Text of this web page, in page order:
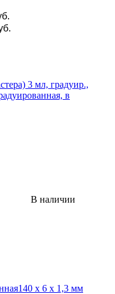
3 мл, градуир.,
в
В наличии
140 х 6 х 1,3 мм